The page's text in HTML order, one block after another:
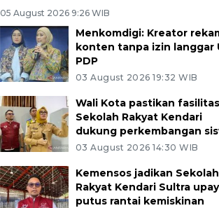
05 August 2026 9:26 WIB
Menkomdigi: Kreator
konten tanpa izin langgar
PDP
03 August 2026 19:32 WIB
Wali Kota pastikan fasilitas
Sekolah Rakyat Kendari
dukung perkembangan
03 August 2026 14:30 WIB
Kemensos jadikan Sekolah
Rakyat Kendari Sultra
putus rantai kemiskinan